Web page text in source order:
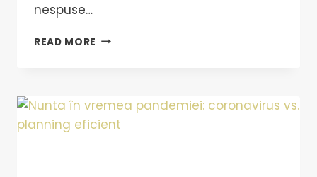
nespuse…
READ MORE